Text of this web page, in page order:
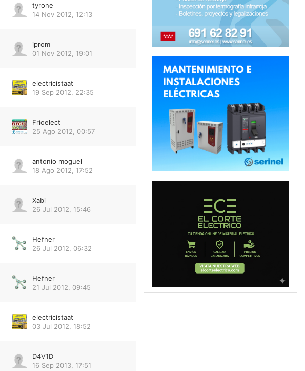
tyrone
14 Nov 2012, 12:13
iprom
01 Nov 2012, 19:01
electricistaat
19 Sep 2012, 22:35
Frioelect
25 Ago 2012, 00:57
antonio moguel
18 Ago 2012, 17:52
Xabi
26 Jul 2012, 15:46
Hefner
26 Jul 2012, 06:32
Hefner
21 Jul 2012, 09:45
electricistaat
03 Jul 2012, 18:52
D4V1D
16 Sep 2013, 17:51